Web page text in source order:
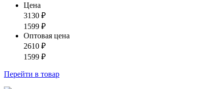
Цена
3130 ₽
1599 ₽
Оптовая цена
2610 ₽
1599 ₽
Перейти в товар